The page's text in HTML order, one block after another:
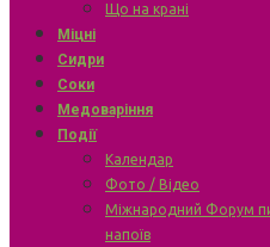
Що на крані
Міцні
Сидри
Соки
Медоваріння
Події
Календар
Фото / Відео
Міжнародний Форум
напоїв